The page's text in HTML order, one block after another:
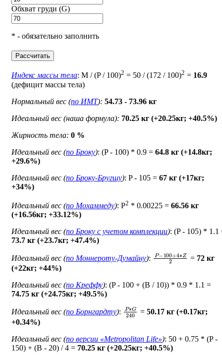
Обхват груди (G)
* - обязательно заполнить
Рассчитать
Индекс массы тела: M / (P / 100)2 = 50 / (172 / 100)2 = 16.9
(дефицит массы тела)
Нормальный вес (по ИМТ): 54.73 - 73.96 кг
Идеальный вес (наша формула): 70.25 кг (+20.25кг; +40.5%)
Жирность тела: 0 %
Идеальный вес (по Броку): (P - 100) * 0.9 = 64.8 кг (+14.8кг;
+29.6%)
Идеальный вес (по Броку-Бругшу): P - 105 = 67 кг (+17кг;
+34%)
Идеальный вес (по Мохаммеду): P2 * 0.00225 = 66.56 кг
(+16.56кг; +33.12%)
Идеальный вес (по Броку c учетом комплекции): (P - 105) * 1.1
73.7 кг (+23.7кг; +47.4%)
Идеальный вес (по Моннероту-Думайну): P− 100 +4∗ 2
= 72 кг
(+22кг; +44%)
Идеальный вес (по Креффу): (P - 100 + (B / 10)) * 0.9 * 1.1 =
74.75 кг (+24.75кг; +49.5%)
Идеальный вес (по Борнгардту): P∗G 240
=50.17 кг (+0.17кг;
+0.34%)
Идеальный вес (по версии «Metropolitan Life»): 50 + 0.75 * (P -
150) + (B - 20) / 4 = 70.25 кг (+20.25кг; +40.5%)